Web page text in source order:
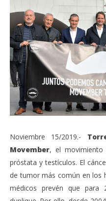
Noviembre 15/2019.-
Movember, el
próstata y testículos. El
de tumor más común en los
médicos prevén que